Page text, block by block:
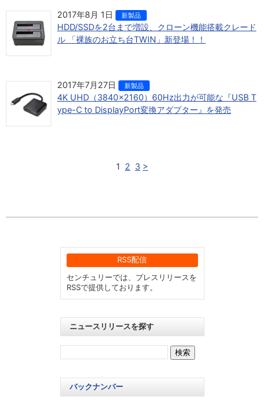
2017年8月 1日 新製品
HDD/SSDを2台まで増設、クローン機能搭載クレード
ル 「裸族のお立ち台TWIN」新登場！！
2017年7月27日 新製品
4K UHD（3840×2160）60Hz出力が可能な『USB T
ype-C to DisplayPort変換アダプター』を発売
1 2 3 >
RSS配信
センチュリーでは、プレスリリースを
RSSで提供しております。
ニュースリリースを探す
バックナンバー